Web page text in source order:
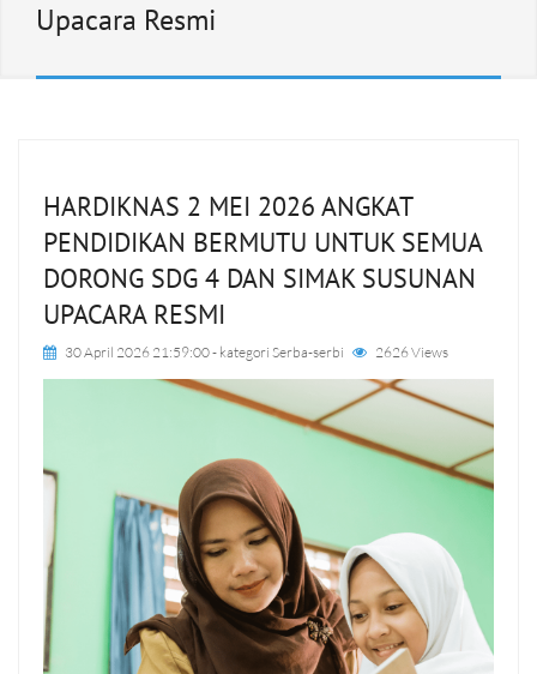
Upacara Resmi
HARDIKNAS 2 MEI 2026 ANGKAT
PENDIDIKAN BERMUTU UNTUK SEMUA
DORONG SDG 4 DAN SIMAK SUSUNAN
UPACARA RESMI
30 April 2026 21:59:00- kategori Serba-serbi 2626 Views